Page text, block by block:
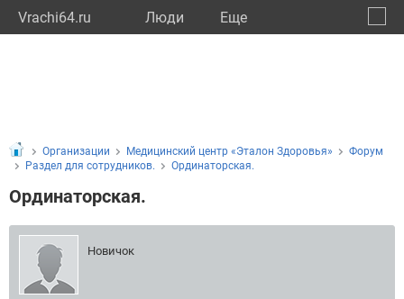
Vrachi64.ru Люди Eще
Организации Медицинский центр «Эталон Здоровья»
Форум
Раздел для сотрудников.
Ординаторская.
Ординаторская.
Новичок